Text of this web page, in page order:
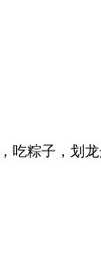
吃粽子，划